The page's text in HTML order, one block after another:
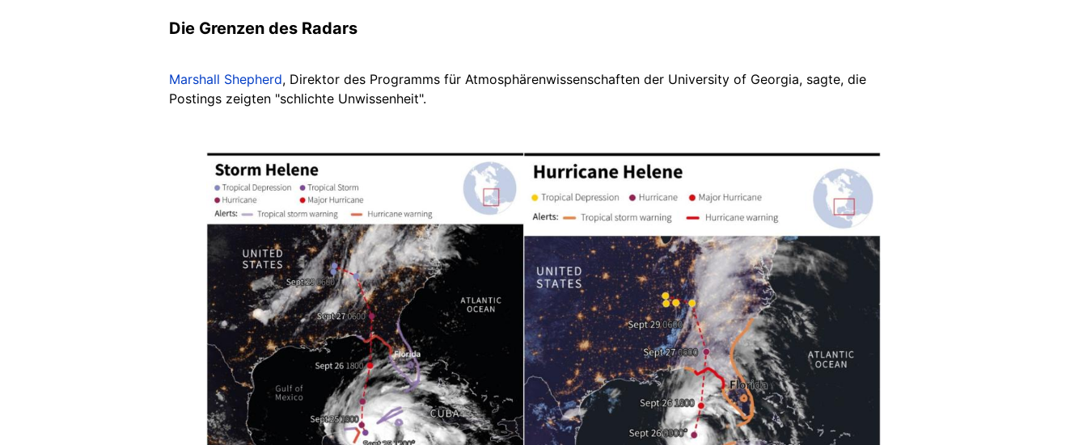
Die Grenzen des Radars
Marshall Shepherd, Direktor des Programms für Atmosphärenwissenschaften der University of Georgia, sagte, die
Postings zeigten "schlichte Unwissenheit".